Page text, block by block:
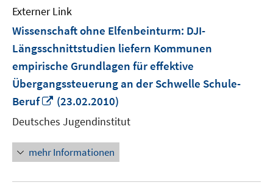
Externer Link
Wissenschaft ohne Elfenbeinturm: DJI-
Längsschnittstudien liefern Kommunen
empirische Grundlagen für effektive
Übergangssteuerung an der Schwelle Schule-
Beruf
In
Fenster
öffnen
(23.02.2010)
Deutsches Jugendinstitut
mehr Informationen